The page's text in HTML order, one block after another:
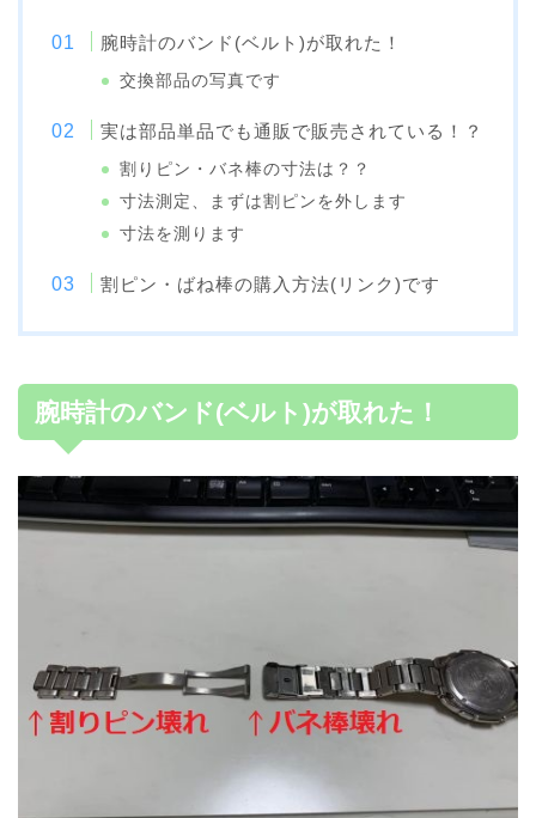
腕時計のバンド(ベルト)が取れた！
交換部品の写真です
実は部品単品でも通販で販売されている！？
割りピン・バネ棒の寸法は？？
寸法測定、まずは割ピンを外します
寸法を測ります
割ピン・ばね棒の購入方法(リンク)です
腕時計のバンド(ベルト)が取れた！